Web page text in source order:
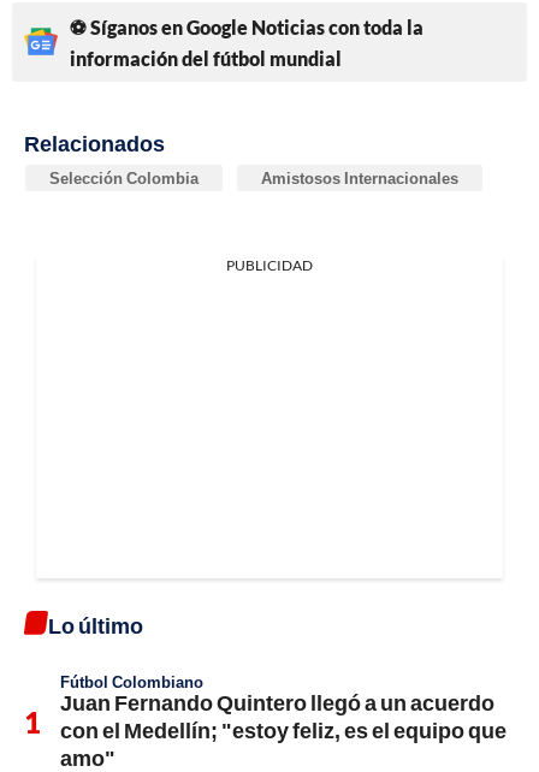
⚽ Síganos en Google Noticias con toda la
información del fútbol mundial
Relacionados
Selección Colombia Amistosos Internacionales
PUBLICIDAD
Lo último
Fútbol Colombiano
Juan Fernando Quintero llegó a un acuerdo
con el Medellín; "estoy feliz, es el equipo que
amo"